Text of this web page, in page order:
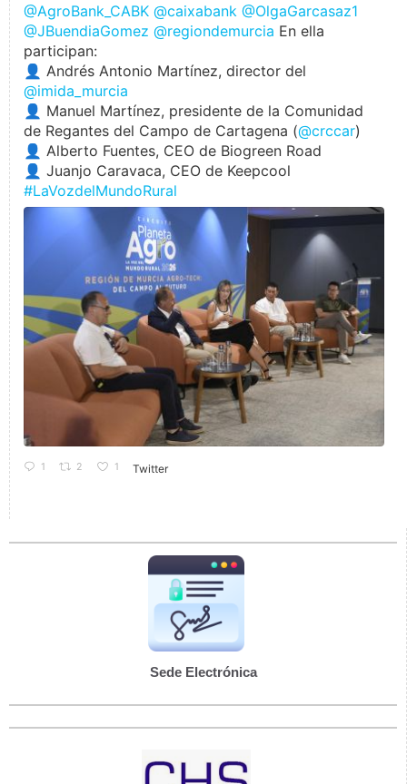
@AgroBank_CABK @caixabank @OlgaGarcasaz1
@JBuendiaGomez @regiondemurcia En ella
participan:
👤 Andrés Antonio Martínez, director del
@imida_murcia
👤 Manuel Martínez, presidente de la Comunidad
de Regantes del Campo de Cartagena (@crccar)
👤 Alberto Fuentes, CEO de Biogreen Road
👤 Juanjo Caravaca, CEO de Keepcool
#LaVozdelMundoRural
1 2 1 Twitter
Sede Electrónica